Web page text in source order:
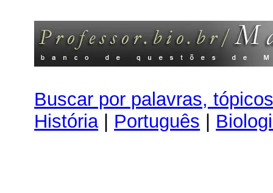
Buscar por palavras,
História| Português |